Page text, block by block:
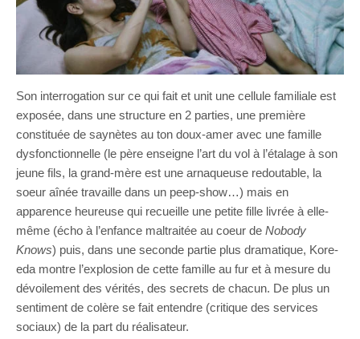
Son interrogation sur ce qui fait et unit une cellule familiale est
exposée, dans une structure en 2 parties, une première
constituée de saynètes au ton doux-amer avec une famille
dysfonctionnelle (le père enseigne l’art du vol à l’étalage à son
jeune fils, la grand-mère est une arnaqueuse redoutable, la
soeur aînée travaille dans un peep-show…) mais en
apparence heureuse qui recueille une petite fille livrée à elle-
même (écho à l’enfance maltraitée au coeur de Nobody
Knows) puis, dans une seconde partie plus dramatique, Kore-
eda montre l’explosion de cette famille au fur et à mesure du
dévoilement des vérités, des secrets de chacun. De plus un
sentiment de colère se fait entendre (critique des services
sociaux) de la part du réalisateur.